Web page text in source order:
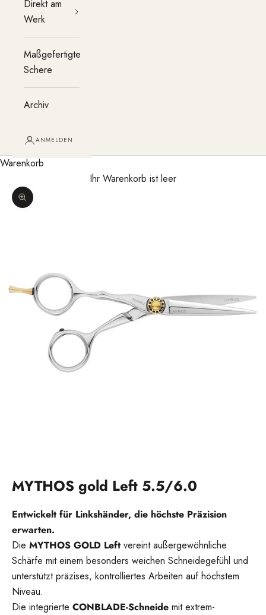
Direkt am
Werk
Maßgefertigte
Schere
Archiv
ANMELDEN
Warenkorb
Ihr Warenkorb ist leer
Bild vergrößern
MYTHOS gold Left 5.5/6.0
Entwickelt für Linkshänder, die höchste Präzision
erwarten.
Die MYTHOS GOLD Left vereint außergewöhnliche
Schärfe mit einem besonders weichen Schneidegefühl und
unterstützt präzises, kontrolliertes Arbeiten auf höchstem
Niveau.
Die integrierte CONBLADE-Schneide mit extrem-